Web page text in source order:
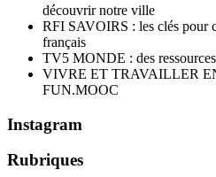
découvrir notre ville
RFI SAVOIRS : les clés pour
français
TV5 MONDE : des
VIVRE ET TRAVAILLER
FUN.MOOC
Instagram
Rubriques